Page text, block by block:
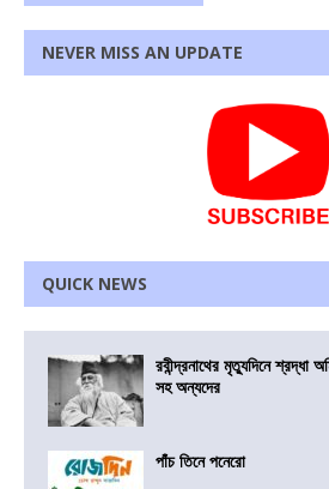
NEVER MISS AN UPDATE
QUICK NEWS
রবীন্দ্রনাথের মৃত্যুদিনে শ্রদ্ধা
সহ অন্যদের
পাঁচ তিনে পনেরো